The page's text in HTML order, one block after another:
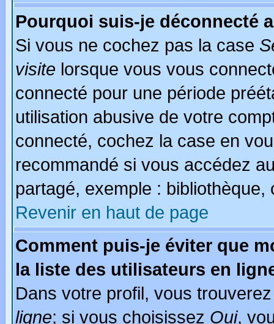
Pourquoi suis-je déconnecté
Si vous ne cochez pas la case
visite lorsque vous vous
connecté pour une période
utilisation abusive de votre
connecté, cochez la case en
recommandé si vous accédez
partagé, exemple :
Revenir en haut de page
Comment puis-je éviter que
la liste des utilisateurs en
Dans votre profil, vous
ligne; si vous choisissez Oui,